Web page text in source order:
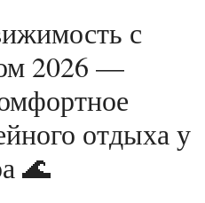
с
2026 —
отдыха у
🌊